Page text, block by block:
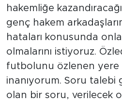
hakemliğe
genç hakem
hataları konusunda
olmalarını istiyoruz.
futbolunu özlenen yere
inanıyorum. Soru talebi
olan bir soru, verilecek